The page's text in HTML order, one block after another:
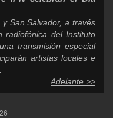
San Salvador, a través
radiofónica del Instituto
transmisión especial
artistas locales e
Adelante >>